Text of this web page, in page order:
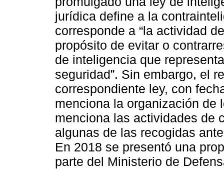
jurídica define a la
corresponde a “la actividad
propósito de evitar o
de inteligencia que
seguridad”. Sin embargo, el
correspondiente ley, con
menciona la organización de
menciona las actividades de
algunas de las recogidas
En 2018 se presentó una
parte del Ministerio de